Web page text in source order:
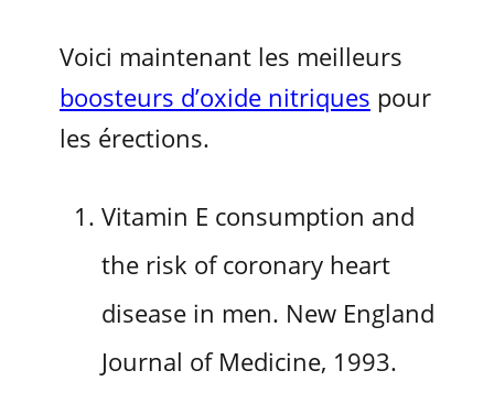
Voici maintenant les meilleurs
boosteurs d’oxide nitriques pour
les érections.
Vitamin E consumption and
the risk of coronary heart
disease in men. New England
Journal of Medicine, 1993.